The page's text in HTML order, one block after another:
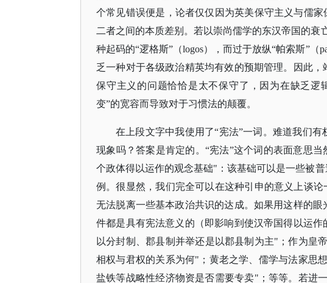
个常见错误便是，论者仅仅因为英美保守主义与儒
二者之间的本质差别。若以崇尚儒学的东汉帝国的
种起码的“逻格斯”（logos），而过于放纵“帕索斯”
乏一种对于各级政治精英均有效的预期管理。因此
保守主义的问题恰恰是太不保守了，因为在缺乏逻
变”的宽容而导致对于习惯法的颠覆。
在上段文字中我使用了“宪法”一词。难道我们
现象吗？答案是肯定的。“宪法”这个词的表面意思
个政体得以运作的观念基础"：该基础可以是一些被
例。很显然，我们完全可以在这种引申的意义上谈
无法脱离一些基本政治共识的达成。如果用这样的
件都是具有宪法意义的（即影响到使汉帝国得以运
以分封制、郡县制并举还是以郡县制为主"；作为皇
相权与君权的关系为何"；黄老之学、儒学与法家思
盐铁等战略性经济物资是否需要专卖"；等等。若进